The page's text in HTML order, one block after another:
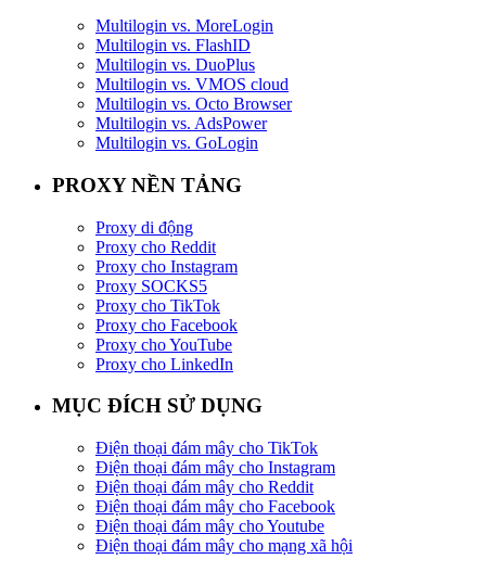
Multilogin vs. MoreLogin
Multilogin vs. FlashID
Multilogin vs. DuoPlus
Multilogin vs. VMOS cloud
Multilogin vs. Octo Browser
Multilogin vs. AdsPower
Multilogin vs. GoLogin
PROXY NỀN TẢNG
Proxy di động
Proxy cho Reddit
Proxy cho Instagram
Proxy SOCKS5
Proxy cho TikTok
Proxy cho Facebook
Proxy cho YouTube
Proxy cho LinkedIn
MỤC ĐÍCH SỬ DỤNG
Điện thoại đám mây cho TikTok
Điện thoại đám mây cho Instagram
Điện thoại đám mây cho Reddit
Điện thoại đám mây cho Facebook
Điện thoại đám mây cho Youtube
Điện thoại đám mây cho mạng xã hội